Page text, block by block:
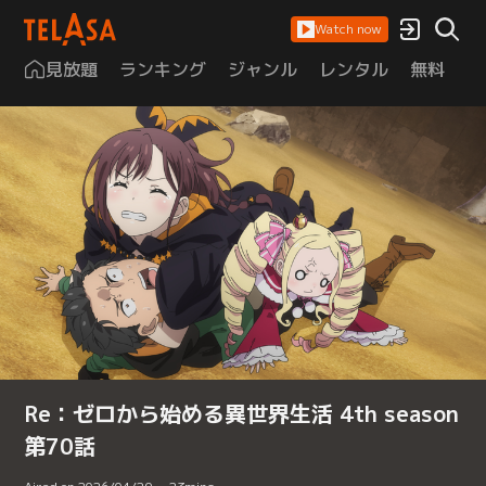
Watch now
見放題 ランキング ジャンル レンタル 無料
Re：ゼロから始める異世界生活 4th season
第70話